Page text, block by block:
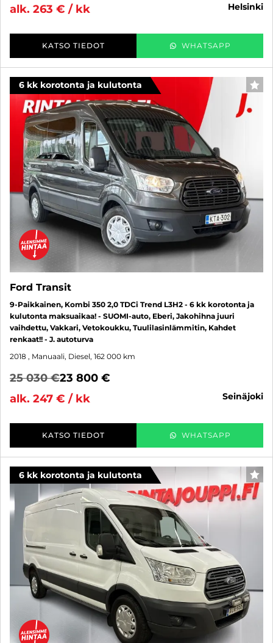
alk. 263 € / kk
helsinki
KATSO TIEDOT WHATSAPP
6 kk korotonta ja kulutonta
Ford Transit
9-Paikkainen, Kombi 350 2,0 TDCi Trend L3H2 - 6 kk korotonta ja
kulutonta maksuaikaa! - SUOMI-auto, Eberi, Jakohihna juuri
vaihdettu, Vakkari, Vetokoukku, Tuulilasinlämmitin, Kahdet
renkaat!! - J. autoturva
2018 , Manuaali, Diesel, 162 000 km
25 030 €23 800 €
alk. 247 € / kk
seinäjoki
KATSO TIEDOT WHATSAPP
6 kk korotonta ja kulutonta